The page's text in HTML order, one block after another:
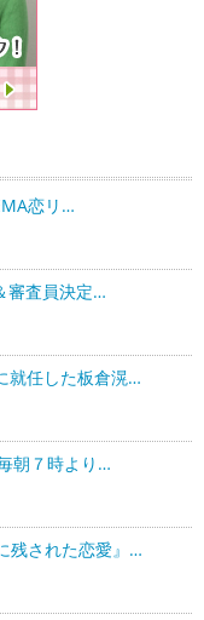
恋リ…
審査員決定…
就任した板倉滉…
朝７時より…
残された恋愛』…